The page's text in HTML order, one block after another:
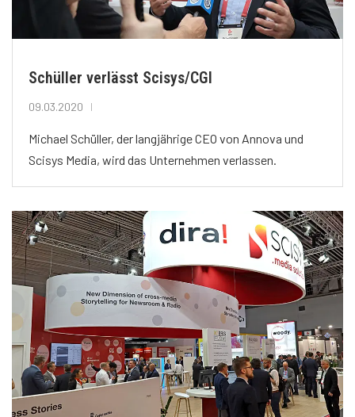
Schüller verlässt Scisys/CGI
09.03.2020
Michael Schüller, der langjährige CEO von Annova und
Scisys Media, wird das Unternehmen verlassen.